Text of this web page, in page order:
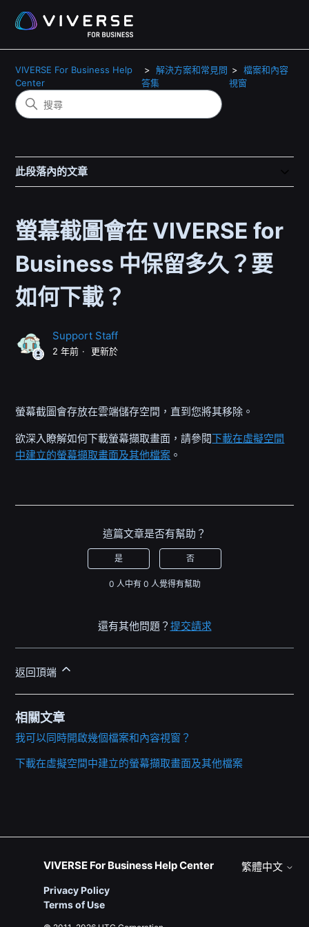
VIVERSE For Business Help
Center
解決方案和常見問
答集
檔案和內容
視窗
此段落內的文章
螢幕截圖會在 VIVERSE for
Business 中保留多久？要
如何下載？
Support Staff
2 年前 更新於
螢幕截圖會存放在雲端儲存空間，直到您將其移除。
欲深入瞭解如何下載螢幕擷取畫面，請參閱下載在虛擬空間
中建立的螢幕擷取畫面及其他檔案 。
這篇文章是否有幫助？
是 否
0 人中有 0 人覺得有幫助
還有其他問題？ 提交請求
返回頂端
相關文章
我可以同時開啟幾個檔案和內容視窗？
下載在虛擬空間中建立的螢幕擷取畫面及其他檔案
VIVERSE For Business Help Center
Privacy Policy
Terms of Use
繁體中文